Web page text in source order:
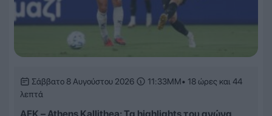
Σάββατο 8 Αυγούστου 2026 11:33ΜΜ• 18 ώρες και 44
λεπτά
ΑΕΚ – Athens Kallithea: Τα highlights του αγώνα